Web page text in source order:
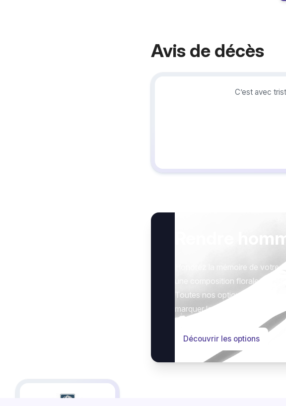
Avis de décès
C’est avec
Rendre
Honorez la mémoire de votre
une composition florale, un
Toutes nos options sont
marquer le geste qui compte.
Découvrir les options